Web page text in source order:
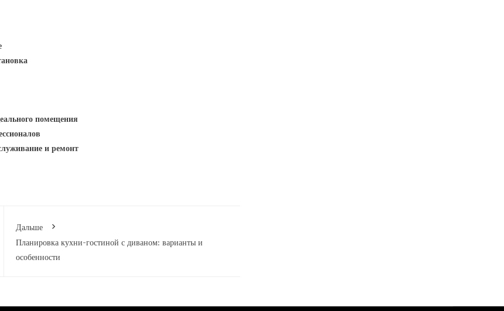
помещения
и ремонт
Дальше
Планировка кухни-гостиной с диваном: варианты и
особенности